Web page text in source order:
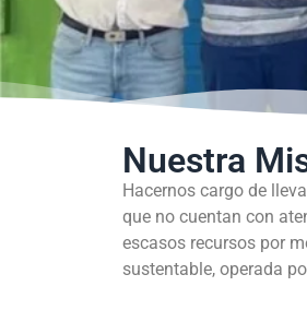
Nuestra
Hacernos cargo de
que no cuentan con
escasos recursos por
sustentable, operada